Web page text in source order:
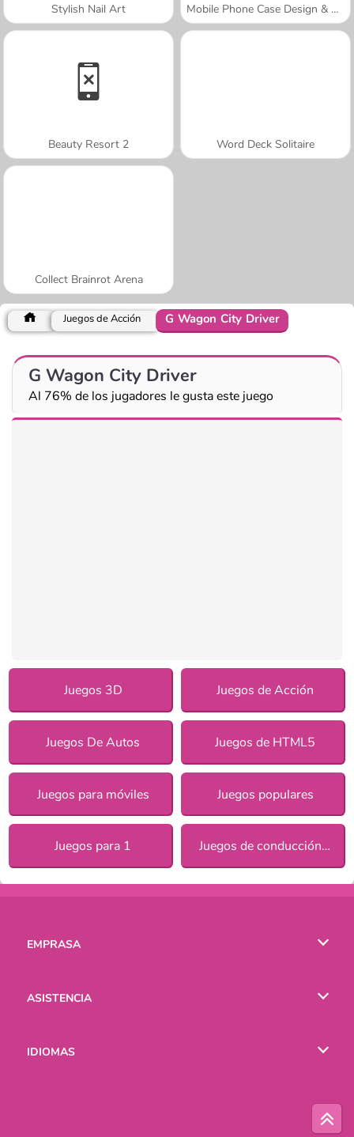
Stylish Nail Art Mobile Phone Case Design & DIY
Beauty Resort 2 Word Deck Solitaire
Collect Brainrot Arena
Juegos de Acción G Wagon City Driver
G Wagon City Driver
Al 76% de los jugadores le gusta este juego
Juegos 3D Juegos de Acción
Juegos De Autos Juegos de HTML5
Juegos para móviles Juegos populares
Juegos para 1 Juegos de conducción con obstáculos
EMPRASA
ASISTENCIA
IDIOMAS